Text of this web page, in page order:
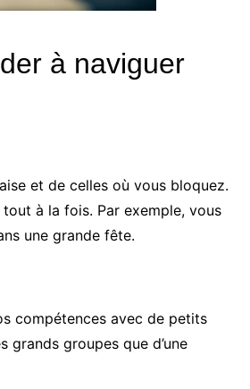
à naviguer
et de celles où vous bloquez.
à la fois. Par exemple, vous
une grande fête.
compétences avec de petits
grands groupes que d’une